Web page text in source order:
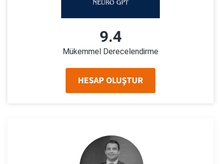
9.4
Mükemmel Derecelendirme
HESAP OLUŞTUR